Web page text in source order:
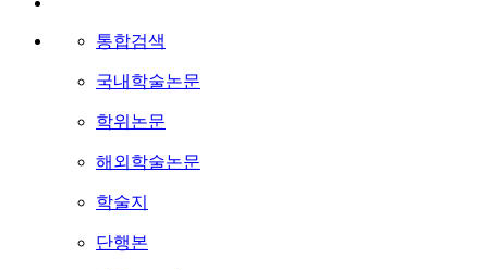
통합검색
국내학술논문
학위논문
해외학술논문
학술지
단행본